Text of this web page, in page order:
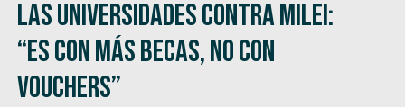
Las universidades contra Milei:
“Es con más becas, no con
vouchers”